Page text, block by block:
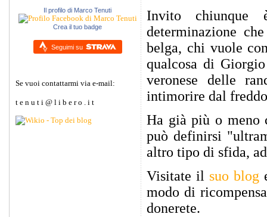
Il profilo di Marco Tenuti
Crea il tuo badge
Seguimi su
Se vuoi contattarmi via e-mail:
t e n u t i @ l i b e r o . i t
Invito chiunque
determinazione
belga, chi vuole
qualcosa di
veronese delle
intimorire dal
Ha già più o meno
può definirsi
altro tipo di sfida,
Visitate il suo blog
modo di
donerete.